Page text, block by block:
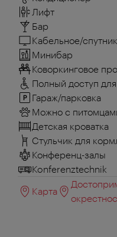
Лифт
Бар
Кабельное/
Минибар
Коворкинговое
Полный доступ
Гараж/парковка
Можно с
Детская кроватка
Стульчик для
Конференц-залы
Konferenztechnik
Карта